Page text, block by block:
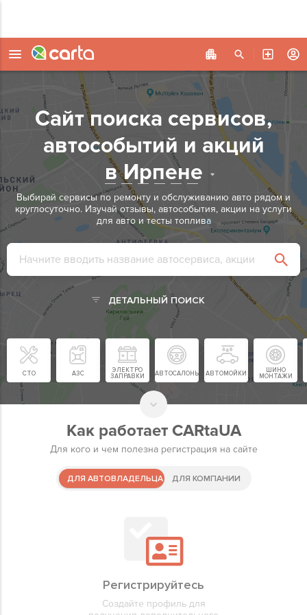
Сайт поиска сервисов,
автособытий и акций
в Ирпене
Выбирай сервисы по ремонту и обслуживанию авто рядом и
круглосуточно. Изучай отзывы, автособытия, акции на услуги
для авто и тесты топлива
ДЕТАЛЬНЫЙ ПОИСК
СТО АЗС
ЭЛЕКТРО
ЗАПРАВКИ
АВТОСАЛОНЫ АВТОМОЙКИ
ШИНО
МОНТАЖИ
Как работает CARtaUA
Для кого и чем полезна регистрация на сайте
ДЛЯ АВТОВЛАДЕЛЬЦА ДЛЯ КОМПАНИИ
Регистрируйтесь
Создайте профиль для
Регистрируйте компанию
Регистрируйте компанию для